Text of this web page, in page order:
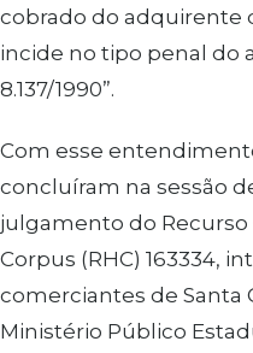
cobrado do adquirente
incide no tipo penal do
8.137/1990”.
Com esse
concluíram na sessão
julgamento do
Corpus (RHC) 163334,
comerciantes de Santa
Ministério Público